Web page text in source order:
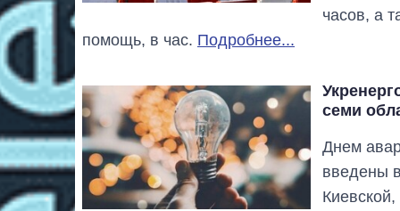
часов, а
помощь, в час. Подробнее...
семи
Днем
введены